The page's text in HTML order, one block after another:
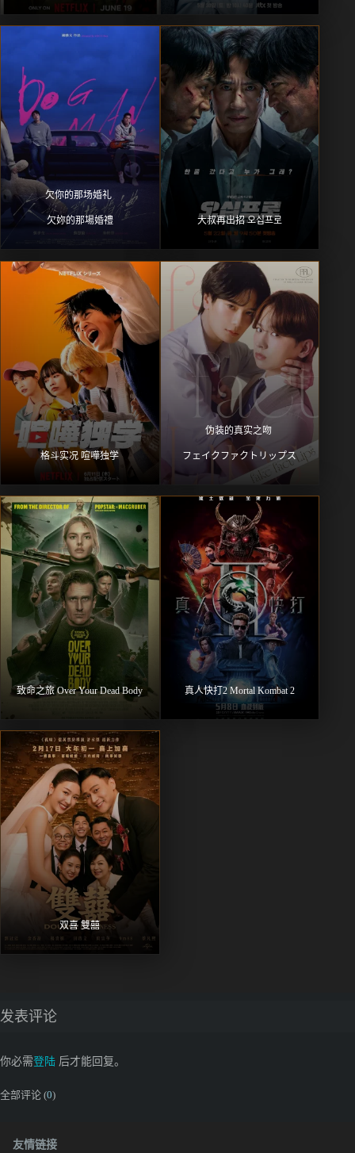
欠你的那场婚礼
欠妳的那場婚禮 大叔再出招 오십프로
格斗实况 喧嘩独学
伪装的真实之吻
フェイクファクトリップス
致命之旅 Over Your Dead Body 真人快打2 Mortal Kombat 2
双喜 雙囍
发表评论
你必需登陆 后才能回复。
全部评论 (0)
友情链接